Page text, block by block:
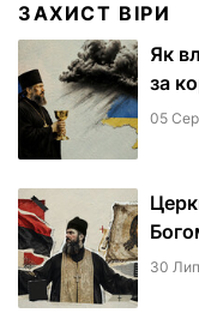
ЗАХИСТ ВІРИ
Як
за
05
30